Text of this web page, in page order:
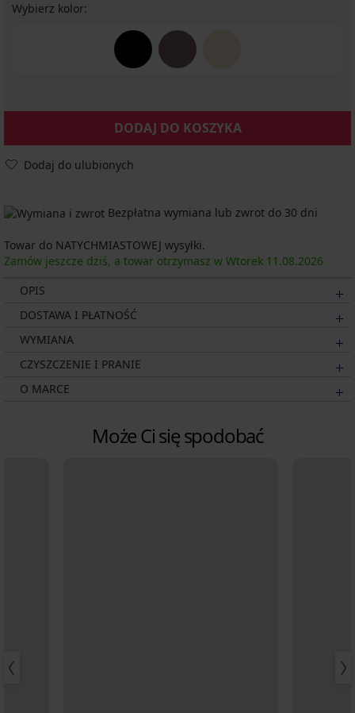
Wybierz kolor:
DODAJ DO KOSZYKA
Dodaj do ulubionych
Bezpłatna wymiana lub zwrot do 30 dni
Towar do NATYCHMIASTOWEJ wysyłki.
Zamów jeszcze dziś, a towar otrzymasz w Wtorek 11.08.2026
OPIS
DOSTAWA I PŁATNOŚĆ
WYMIANA
CZYSZCZENIE I PRANIE
O MARCE
Może Ci się spodobać